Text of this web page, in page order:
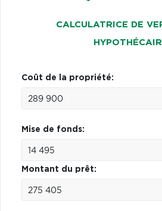
CALCULATRICE DE
Coût de la propriété:
Mise de fonds:
Montant du prêt: